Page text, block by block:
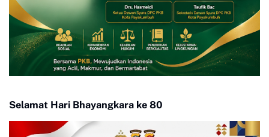
Selamat Hari Bhayangkara ke 80